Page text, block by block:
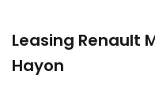
Leasing Renault
Hayon